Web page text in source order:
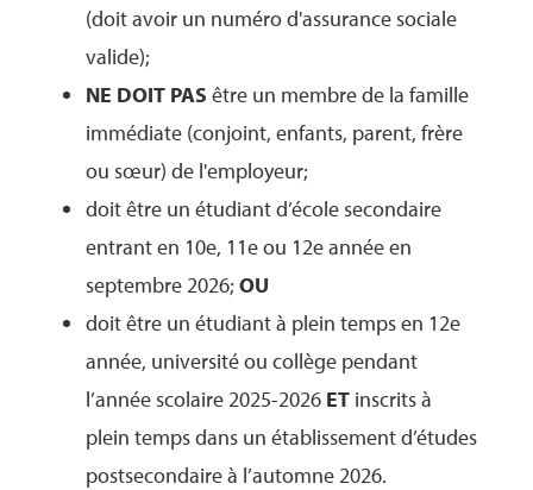
(doit avoir un numéro d'assurance sociale
valide);
NE DOIT PAS être un membre de la famille
immédiate (conjoint, enfants, parent, frère
ou sœur) de l'employeur;
doit être un étudiant d’école secondaire
entrant en 10e, 11e ou 12e année en
septembre 2026; OU
doit être un étudiant à plein temps en 12e
année, université ou collège pendant
l’année scolaire 2025-2026 ET inscrits à
plein temps dans un établissement d’études
postsecondaire à l’automne 2026.